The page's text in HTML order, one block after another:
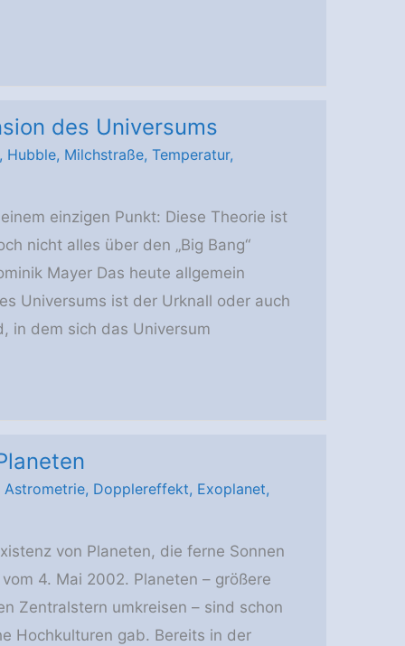
des Universums
, Hubble, Milchstraße, Temperatur,
einzigen Punkt: Diese Theorie ist
nicht alles über den „Big Bang“
Mayer Das heute allgemein
Universums ist der Urknall oder auch
in dem sich das Universum
Astrometrie, Dopplereffekt, Exoplanet,
von Planeten, die ferne Sonnen
4. Mai 2002. Planeten – größere
Zentralstern umkreisen – sind schon
Hochkulturen gab. Bereits in der